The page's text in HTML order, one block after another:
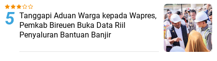
Tanggapi Aduan Warga kepada Wapres,
Pemkab Bireuen Buka Data Riil
Penyaluran Bantuan Banjir